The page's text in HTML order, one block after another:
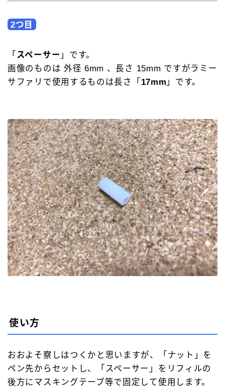
2つ目
「 スペーサー 」です。
画像のものは 外径 6mm 、長さ 15mm ですがラミー
サファリで使用するものは長さ「 17mm 」です。
使い方
おおよそ察しはつくかと思いますが、「ナット」を
ペン先からセットし、「スペーサー」をリフィルの
後方にマスキングテープ等で固定して使用します。